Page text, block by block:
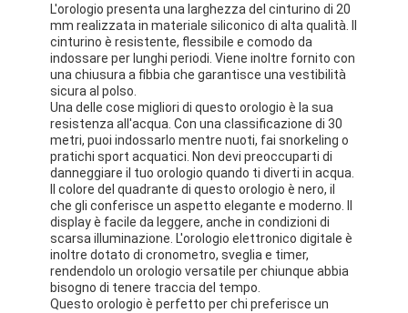
L'orologio presenta una larghezza del cinturino di 20
mm realizzata in materiale siliconico di alta qualità. Il
cinturino è resistente, flessibile e comodo da
indossare per lunghi periodi. Viene inoltre fornito con
una chiusura a fibbia che garantisce una vestibilità
sicura al polso.
Una delle cose migliori di questo orologio è la sua
resistenza all'acqua. Con una classificazione di 30
metri, puoi indossarlo mentre nuoti, fai snorkeling o
pratichi sport acquatici. Non devi preoccuparti di
danneggiare il tuo orologio quando ti diverti in acqua.
Il colore del quadrante di questo orologio è nero, il
che gli conferisce un aspetto elegante e moderno. Il
display è facile da leggere, anche in condizioni di
scarsa illuminazione. L'orologio elettronico digitale è
inoltre dotato di cronometro, sveglia e timer,
rendendolo un orologio versatile per chiunque abbia
bisogno di tenere traccia del tempo.
Questo orologio è perfetto per chi preferisce un